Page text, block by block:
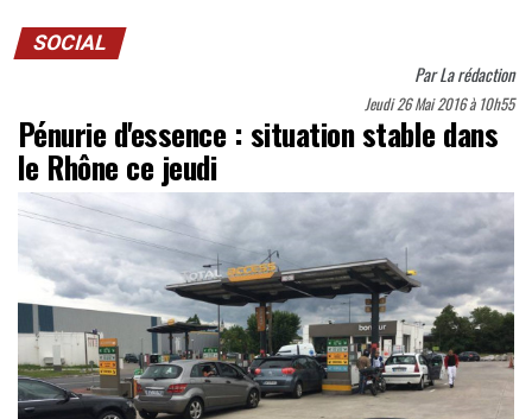
SOCIAL
ParLa rédaction
Jeudi 26 Mai 2016 à 10h55
Pénurie d'essence : situation stable dans
le Rhône ce jeudi